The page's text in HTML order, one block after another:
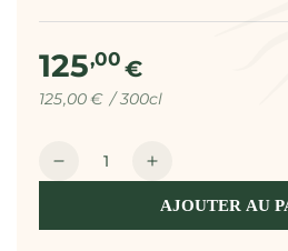
Prix
125,00 €
Prix
125,00€ / par
300cl
Quantité
Réduire
Augmenter
quantité
AJOUTER AU